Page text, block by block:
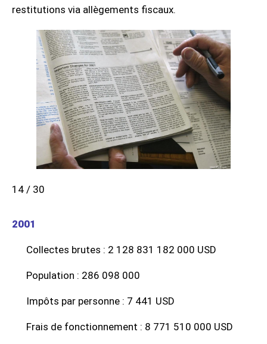
restitutions via allègements fiscaux.
14 / 30
2001
Collectes brutes : 2 128 831 182 000 USD
Population : 286 098 000
Impôts par personne : 7 441 USD
Frais de fonctionnement : 8 771 510 000 USD